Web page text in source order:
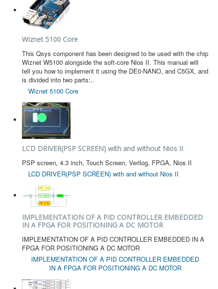
Wiznet 5100 Core
This Qsys component has been designed to be used with the chip
Wiznet W5100 alongside the soft-core Nios II. This manual will
tell you how to implement it using the DE0-NANO, and C5GX, and
is divided into two parts:..
Wiznet 5100 Core
LCD DRIVER(PSP SCREEN) with and without Nios II
PSP screen, 4.3 inch, Touch Screen, Verilog, FPGA, Nios II
LCD DRIVER(PSP SCREEN) with and without Nios II
IMPLEMENTATION OF A PID CONTROLLER EMBEDDED
IN A FPGA FOR POSITIONING A DC MOTOR
IMPLEMENTATION OF A PID CONTROLLER EMBEDDED IN A
FPGA FOR POSITIONING A DC MOTOR
IMPLEMENTATION OF A PID CONTROLLER EMBEDDED
IN A FPGA FOR POSITIONING A DC MOTOR